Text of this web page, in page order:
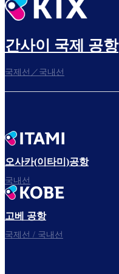
간사이 국제 공항
국제선／국내선
오사카(이타미)공항
국내선
고베 공항
국제선 / 국내선